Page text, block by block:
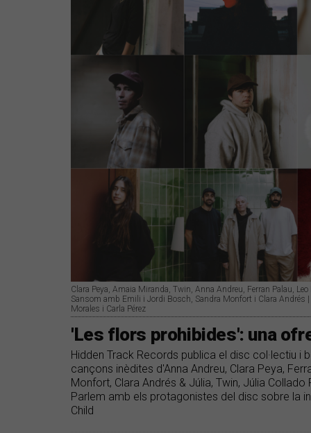
Clara Peya, Amaia Miranda, Twin, Anna Andreu, Ferran Palau,
Sansom amb Emili i Jordi Bosch, Sandra Monfort i Clara Andrés
Morales i Carla Pérez
'Les flors prohibides': una
Hidden Track Records publica el disc col·lectiu i
cançons inèdites d'Anna Andreu, Clara Peya,
Monfort, Clara Andrés & Júlia, Twin, Júlia Collado
Parlem amb els protagonistes del disc sobre la
Child